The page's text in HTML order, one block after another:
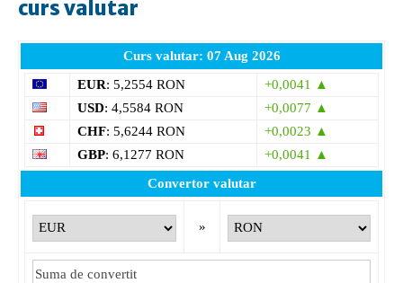
curs valutar
Curs valutar: 07 Aug 2026
EUR: 5,2554 RON
+0,0041 ▲
USD: 4,5584 RON
+0,0077 ▲
CHF: 5,6244 RON
+0,0023 ▲
GBP: 6,1277 RON
+0,0041 ▲
Convertor valutar
»